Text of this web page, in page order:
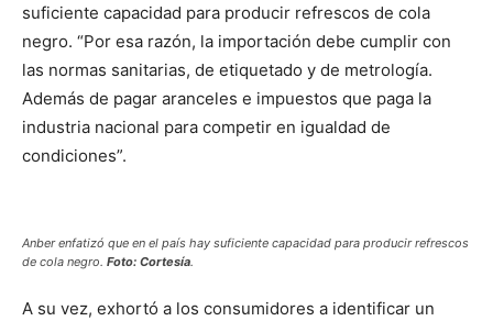
suficiente capacidad para producir refrescos de cola
negro. “Por esa razón, la importación debe cumplir con
las normas sanitarias, de etiquetado y de metrología.
Además de pagar aranceles e impuestos que paga la
industria nacional para competir en igualdad de
condiciones”.
Anber enfatizó que en el país hay suficiente capacidad para producir refrescos
de cola negro. Foto: Cortesía.
A su vez, exhortó a los consumidores a identificar un